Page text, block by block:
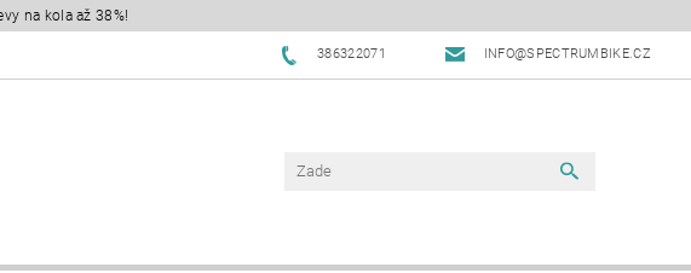
na kola až 38%!
386322071 INFO@SPECTRUMBIKE.CZ